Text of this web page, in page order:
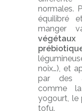
normales.
équilibré
manger
noix…), et
par des
comme
yogourt, le
tofu.